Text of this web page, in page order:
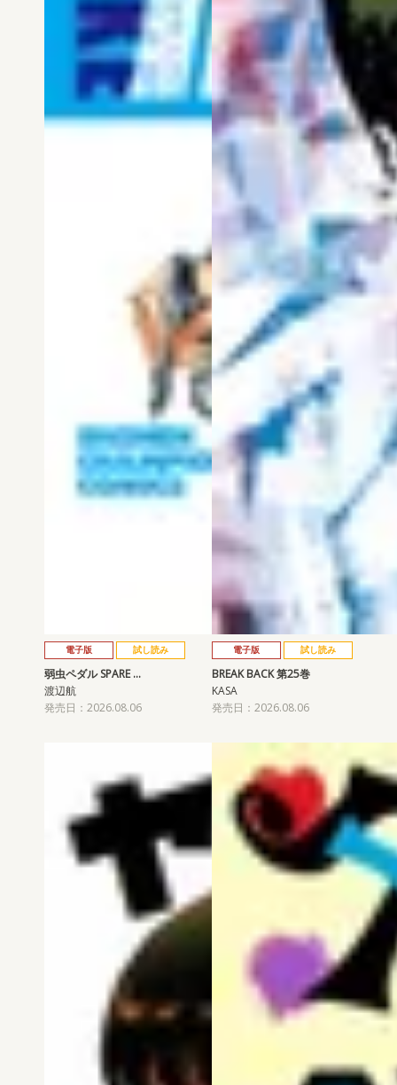
電子版 試し読み
弱虫ペダル SPARE …
渡辺航
発売日：2026.08.06
電子版 試し読み
BREAK BACK 第25巻
KASA
発売日：2026.08.06